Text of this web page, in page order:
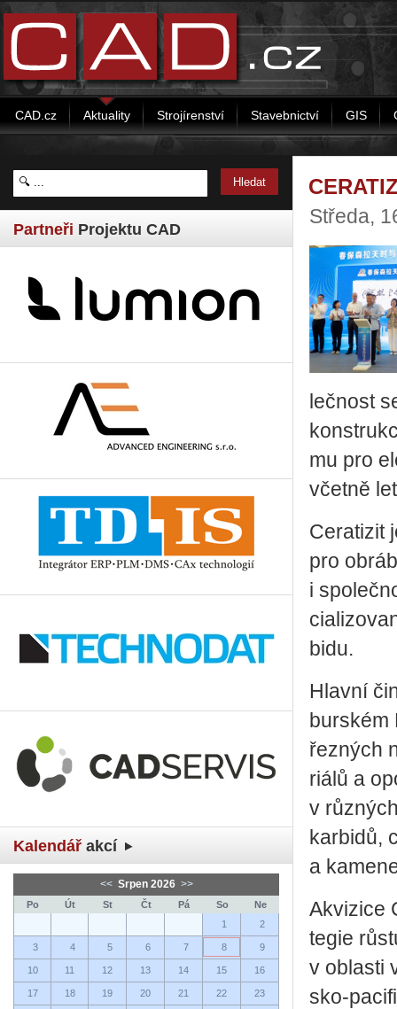
CAD.cz Aktuality Strojírenství Stavebnictví GIS
Partneři Projektu CAD
Kalendář akcí
<< Srpen 2026 >>
Po Út St Čt Pá So
Ne
1
2
3 4 5 6 7 8 9
10 11 12 13 14 15 16
17 18 19 20 21 22 23
Středa,
leč­nost
mu pro
včet­ně
Ce­ra­ti­zit
pro
i
bi­du.
Hlav­ní
bur­ském
řez­ných
ri­á­lů a
v
kar­bi­dů,
a
Akvi­zi­ce
te­gie
v ob­las­ti